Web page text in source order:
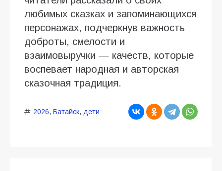
любимых сказках и запоминающихся
персонажах, подчеркнув важность
доброты, смелости и
взаимовыручки — качеств, которые
воспевает народная и авторская
сказочная традиция.
2026, Батайск, дети